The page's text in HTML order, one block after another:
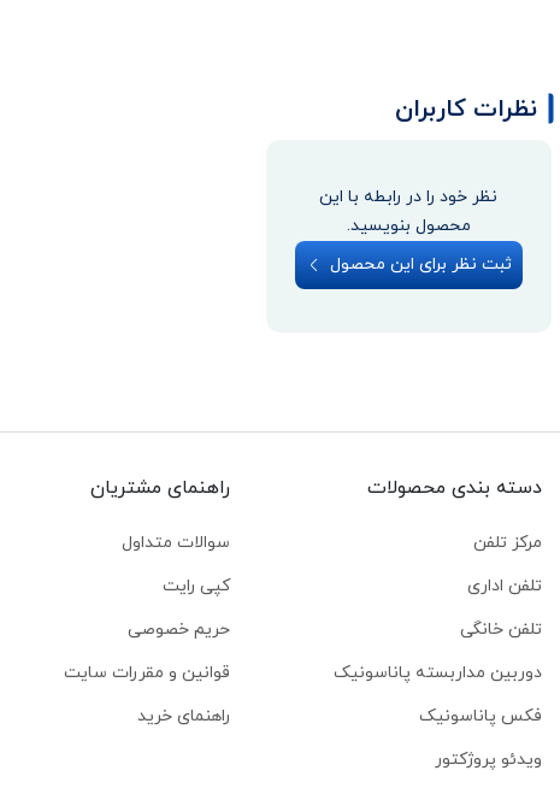
نظرات کاربران
نظر خود را در رابطه با این
محصول بنویسید.
ثبت نظر برای این محصول
دسته بندی محصولات
مرکز تلفن
تلفن اداری
تلفن خانگی
دوربین مداربسته پاناسونیک
فکس پاناسونیک
ویدئو پروژکتور
راهنمای مشتریان
سوالات متداول
کپی رایت
حریم خصوصی
قوانین و مقررات سایت
راهنمای خرید